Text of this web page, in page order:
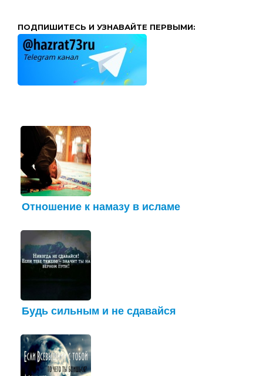
ПОДПИШИТЕСЬ И УЗНАВАЙТЕ ПЕРВЫМИ:
Отношение к намазу в исламе
Будь сильным и не сдавайся